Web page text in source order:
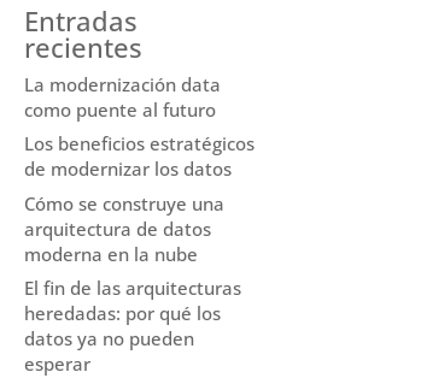
Entradas
recientes
La modernización data
como puente al futuro
Los beneficios estratégicos
de modernizar los datos
Cómo se construye una
arquitectura de datos
moderna en la nube
El fin de las arquitecturas
heredadas: por qué los
datos ya no pueden
esperar